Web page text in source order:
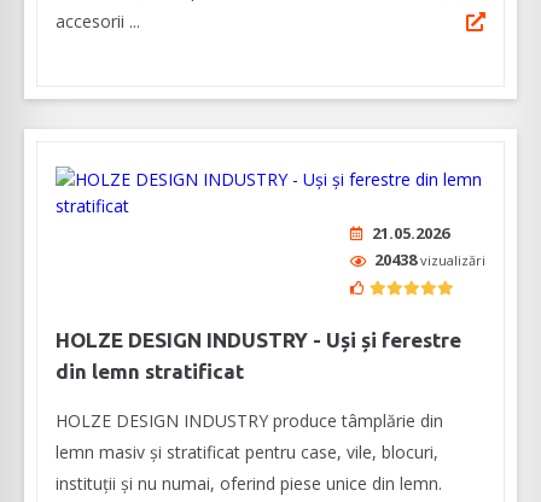
accesorii ...
21.05.2026
20438vizualizări
HOLZE DESIGN INDUSTRY - Uși și ferestre
din lemn stratificat
HOLZE DESIGN INDUSTRY produce tâmplărie din
lemn masiv și stratificat pentru case, vile, blocuri,
instituții și nu numai, oferind piese unice din lemn.